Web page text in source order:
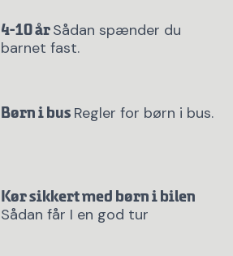
4-10 årSådan spænder du
barnet fast.
Børn i bus Regler for børn i bus.
Kør sikkert med børn i bilen
Sådan får I en god tur